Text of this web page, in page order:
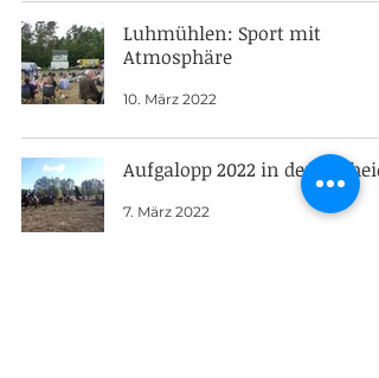
Luhmühlen: Sport mit
Atmosphäre
10. März 2022
Aufgalopp 2022 in der
7. März 2022